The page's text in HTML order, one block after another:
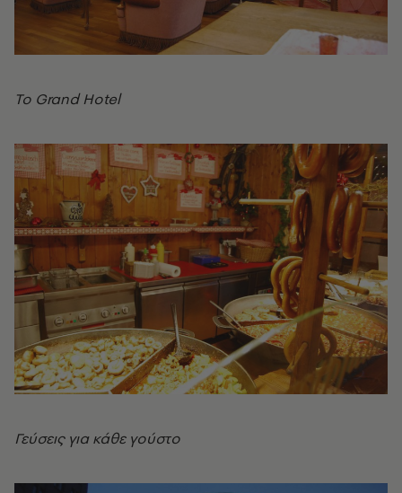
Το Grand Hotel
Γεύσεις για κάθε γούστο